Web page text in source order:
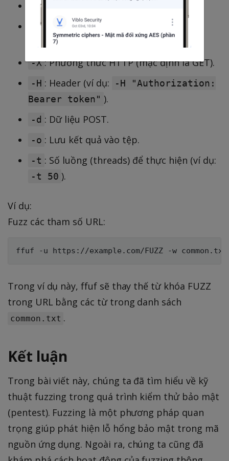
-u
-w hoặc --wordlist
: Danh sách từ
(wordlist) để fuzz.
-X : Phương thức HTTP (mặc định là GET).
-H : Header (ví dụ:
-H "Authorization:
Bearer token" ).
-d : Dữ liệu POST.
-o : Lưu kết quả vào tệp.
-t : Số luồng (threads) để thực hiện (ví dụ:
-t 50 ).
Ví dụ:
Fuzz các tham số URL:
Trong ví dụ này, ffuf sẽ thay thế từ khóa FUZZ
trong URL bằng các từ trong danh sách
common.txt .
Kết luận
Trong bài viết này, chúng ta đã tìm hiểu về kỹ
thuật fuzzing trong quá trình kiểm thử bảo mật
(pentest). Fuzzing là một phương pháp quan
trọng giúp phát hiện lỗ hổng bảo mật trong mã
nguồn ứng dụng. Ngoài ra, chúng ta cũng đã